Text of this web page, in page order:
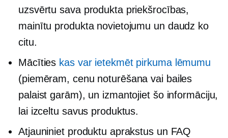
uzsvērtu sava produkta priekšrocības,
mainītu produkta novietojumu un daudz ko
citu.
Mācīties kas var ietekmēt pirkuma lēmumu
(piemēram, cenu noturēšana vai bailes
palaist garām), un izmantojiet šo informāciju,
lai izceltu savus produktus.
Atjauniniet produktu aprakstus un FAQ